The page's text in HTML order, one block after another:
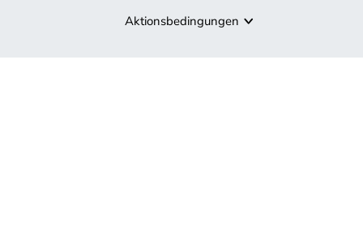
Aktionsbedingungen